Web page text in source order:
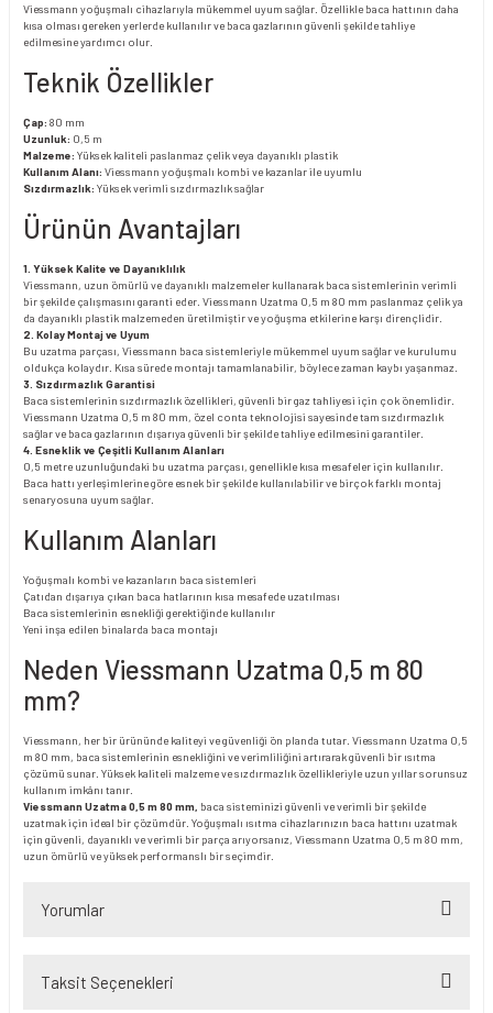
Viessmann yoğuşmalı cihazlarıyla mükemmel uyum sağlar. Özellikle baca hattının daha
kısa olması gereken yerlerde kullanılır ve baca gazlarının güvenli şekilde tahliye
edilmesine yardımcı olur.
Teknik Özellikler
Çap: 80 mm
Uzunluk: 0,5 m
Malzeme: Yüksek kaliteli paslanmaz çelik veya dayanıklı plastik
Kullanım Alanı: Viessmann yoğuşmalı kombi ve kazanlar ile uyumlu
Sızdırmazlık: Yüksek verimli sızdırmazlık sağlar
Ürünün Avantajları
1. Yüksek Kalite ve Dayanıklılık
Viessmann, uzun ömürlü ve dayanıklı malzemeler kullanarak baca sistemlerinin verimli
bir şekilde çalışmasını garanti eder. Viessmann Uzatma 0,5 m 80 mm paslanmaz çelik ya
da dayanıklı plastik malzemeden üretilmiştir ve yoğuşma etkilerine karşı dirençlidir.
2. Kolay Montaj ve Uyum
Bu uzatma parçası, Viessmann baca sistemleriyle mükemmel uyum sağlar ve kurulumu
oldukça kolaydır. Kısa sürede montajı tamamlanabilir, böylece zaman kaybı yaşanmaz.
3. Sızdırmazlık Garantisi
Baca sistemlerinin sızdırmazlık özellikleri, güvenli bir gaz tahliyesi için çok önemlidir.
Viessmann Uzatma 0,5 m 80 mm, özel conta teknolojisi sayesinde tam sızdırmazlık
sağlar ve baca gazlarının dışarıya güvenli bir şekilde tahliye edilmesini garantiler.
4. Esneklik ve Çeşitli Kullanım Alanları
0,5 metre uzunluğundaki bu uzatma parçası, genellikle kısa mesafeler için kullanılır.
Baca hattı yerleşimlerine göre esnek bir şekilde kullanılabilir ve birçok farklı montaj
senaryosuna uyum sağlar.
Kullanım Alanları
Yoğuşmalı kombi ve kazanların baca sistemleri
Çatıdan dışarıya çıkan baca hatlarının kısa mesafede uzatılması
Baca sistemlerinin esnekliği gerektiğinde kullanılır
Yeni inşa edilen binalarda baca montajı
Neden Viessmann Uzatma 0,5 m 80
mm?
Viessmann, her bir ürününde kaliteyi ve güvenliği ön planda tutar. Viessmann Uzatma 0,5
m 80 mm, baca sistemlerinin esnekliğini ve verimliliğini artırarak güvenli bir ısıtma
çözümü sunar. Yüksek kaliteli malzeme ve sızdırmazlık özellikleriyle uzun yıllar sorunsuz
kullanım imkânı tanır.
Viessmann Uzatma 0,5 m 80 mm, baca sisteminizi güvenli ve verimli bir şekilde
uzatmak için ideal bir çözümdür. Yoğuşmalı ısıtma cihazlarınızın baca hattını uzatmak
için güvenli, dayanıklı ve verimli bir parça arıyorsanız, Viessmann Uzatma 0,5 m 80 mm,
uzun ömürlü ve yüksek performanslı bir seçimdir.
Yorumlar
Taksit Seçenekleri